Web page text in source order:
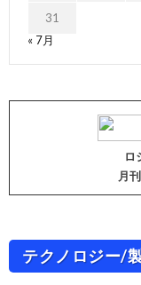
31
« 7月
ロ
月
テクノロジー/